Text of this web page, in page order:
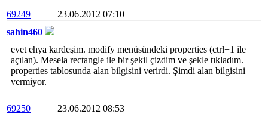
69249
23.06.2012 07:10
sahin460
evet ehya kardeşim. modify menüsündeki properties (ctrl+1 ile
açılan). Mesela rectangle ile bir şekil çizdim ve şekle tıkladım.
properties tablosunda alan bilgisini verirdi. Şimdi alan bilgisini
vermiyor.
69250 23.06.2012 08:53